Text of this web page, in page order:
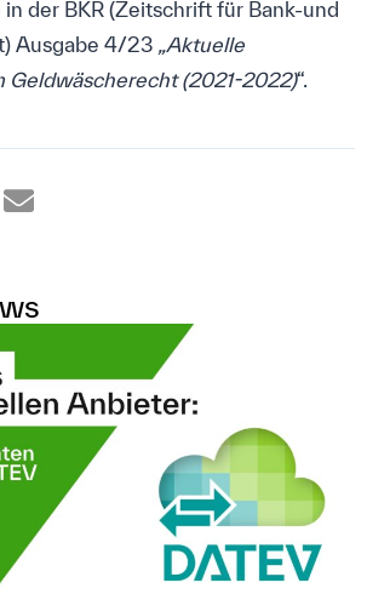
der BKR (Zeitschrift für Bank-und
Ausgabe 4/23
„Aktuelle
Geldwäscherecht (2021-2022)“.